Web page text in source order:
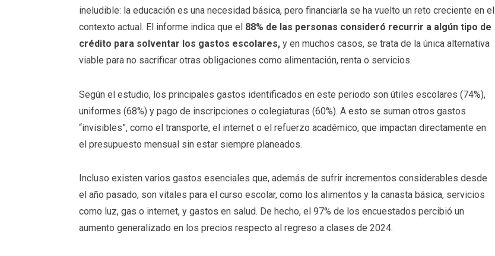
ineludible: la educación es una necesidad básica, pero financiarla se ha vuelto un reto creciente en el
contexto actual. El informe indica que el 88% de las personas consideró recurrir a algún tipo de
crédito para solventar los gastos escolares, y en muchos casos, se trata de la única alternativa
viable para no sacrificar otras obligaciones como alimentación, renta o servicios.
Según el estudio, los principales gastos identificados en este periodo son útiles escolares (74%),
uniformes (68%) y pago de inscripciones o colegiaturas (60%). A esto se suman otros gastos
“invisibles”, como el transporte, el internet o el refuerzo académico, que impactan directamente en
el presupuesto mensual sin estar siempre planeados.
Incluso existen varios gastos esenciales que, además de sufrir incrementos considerables desde
el año pasado, son vitales para el curso escolar, como los alimentos y la canasta básica, servicios
como luz, gas o internet, y gastos en salud. De hecho, el 97% de los encuestados percibió un
aumento generalizado en los precios respecto al regreso a clases de 2024.